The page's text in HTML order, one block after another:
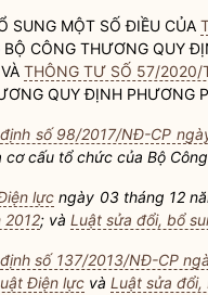
SUNG MỘT SỐ ĐIỀU CỦA
BỘ CÔNG THƯƠNG QUY
THÔNG TƯ SỐ 57/2020/
QUY ĐỊNH PHƯƠNG
số 98/2017/NĐ-CP
cơ cấu tổ chức của Bộ
lực ngày 03 tháng 12
2012; và Luật sửa đổi, bổ
số 137/2013/NĐ-CP
Điện lực và Luật sửa đổi,